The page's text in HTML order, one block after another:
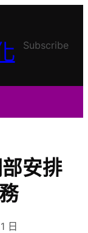
Subscribe
安排
日